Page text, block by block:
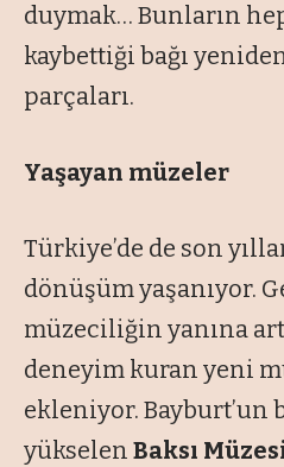
duymak… Bunların
kaybettiği bağı
parçaları.
Yaşayan müzeler
Türkiye’de de son
dönüşüm yaşanıyor.
müzeciliğin yanına
deneyim kuran yeni
ekleniyor. Bayburt’un
yükselen Baksı